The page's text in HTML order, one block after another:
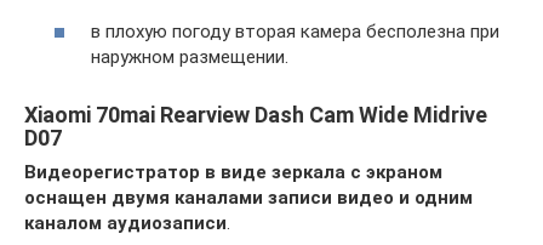
в плохую погоду вторая камера бесполезна при
наружном размещении.
Xiaomi 70mai Rearview Dash Cam Wide Midrive
D07
Видеорегистратор в виде зеркала с экраном
оснащен двумя каналами записи видео и одним
каналом аудиозаписи